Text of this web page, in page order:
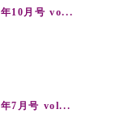
年10月号 vo...
年7月号 vol...